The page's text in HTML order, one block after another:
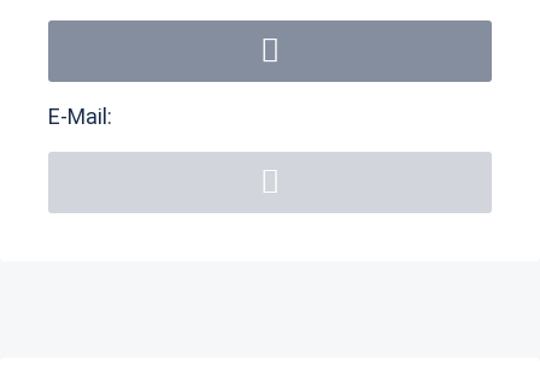
E-Mail: